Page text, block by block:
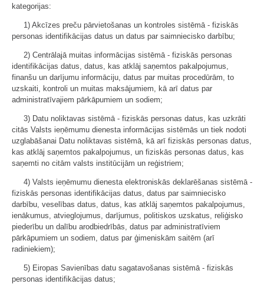
kategorijas:
1) Akcīzes preču pārvietošanas un kontroles sistēmā - fiziskās
personas identifikācijas datus un datus par saimniecisko darbību;
2) Centrālajā muitas informācijas sistēmā - fiziskās personas
identifikācijas datus, datus, kas atklāj saņemtos pakalpojumus,
finanšu un darījumu informāciju, datus par muitas procedūrām, to
uzskaiti, kontroli un muitas maksājumiem, kā arī datus par
administratīvajiem pārkāpumiem un sodiem;
3) Datu noliktavas sistēmā - fiziskās personas datus, kas uzkrāti
citās Valsts ieņēmumu dienesta informācijas sistēmās un tiek nodoti
uzglabāšanai Datu noliktavas sistēmā, kā arī fiziskās personas datus,
kas atklāj saņemtos pakalpojumus, un fiziskās personas datus, kas
saņemti no citām valsts institūcijām un reģistriem;
4) Valsts ieņēmumu dienesta elektroniskās deklarēšanas sistēmā -
fiziskās personas identifikācijas datus, datus par saimniecisko
darbību, veselības datus, datus, kas atklāj saņemtos pakalpojumus,
ienākumus, atvieglojumus, darījumus, politiskos uzskatus, reliģisko
piederību un dalību arodbiedrībās, datus par administratīviem
pārkāpumiem un sodiem, datus par ģimeniskām saitēm (arī
radiniekiem);
5) Eiropas Savienības datu sagatavošanas sistēmā - fiziskās
personas identifikācijas datus;